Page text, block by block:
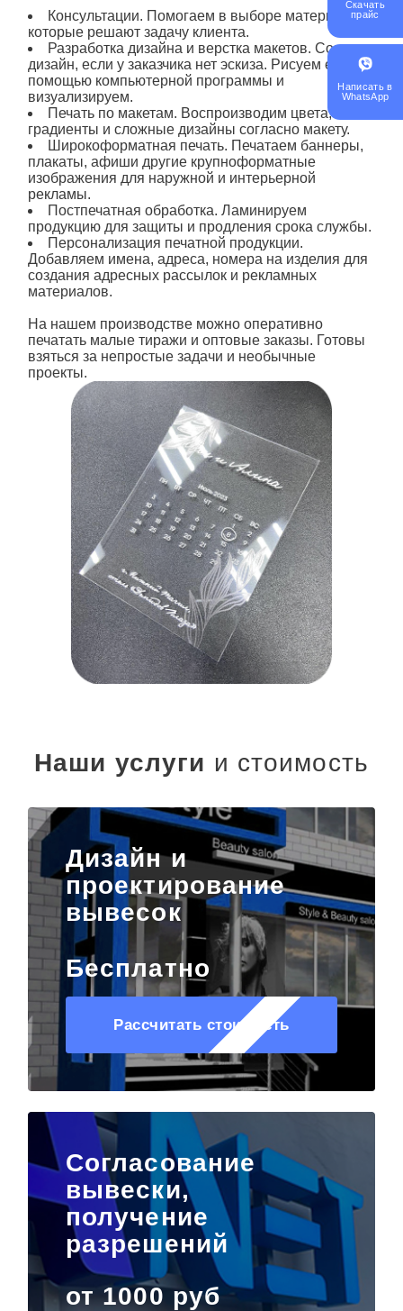
Консультации. Помогаем в выборе материалов,
которые решают задачу клиента.
Разработка дизайна и верстка макетов. Создаем
дизайн, если у заказчика нет эскиза. Рисуем его с
помощью компьютерной программы и
визуализируем.
Печать по макетам. Воспроизводим цвета,
градиенты и сложные дизайны согласно макету.
Широкоформатная печать. Печатаем баннеры,
плакаты, афиши другие крупноформатные
изображения для наружной и интерьерной
рекламы.
Постпечатная обработка. Ламинируем
продукцию для защиты и продления срока службы.
Персонализация печатной продукции.
Добавляем имена, адреса, номера на изделия для
создания адресных рассылок и рекламных
материалов.
На нашем производстве можно оперативно
печатать малые тиражи и оптовые заказы. Готовы
взяться за непростые задачи и необычные
проекты.
Наши услуги и стоимость
Дизайн и
проектирование
вывесок
Бесплатно
Рассчитать стоимость
Согласование
вывески,
получение
разрешений
от 1000 руб
Скачать
прайс
Написать в
WhatsApp